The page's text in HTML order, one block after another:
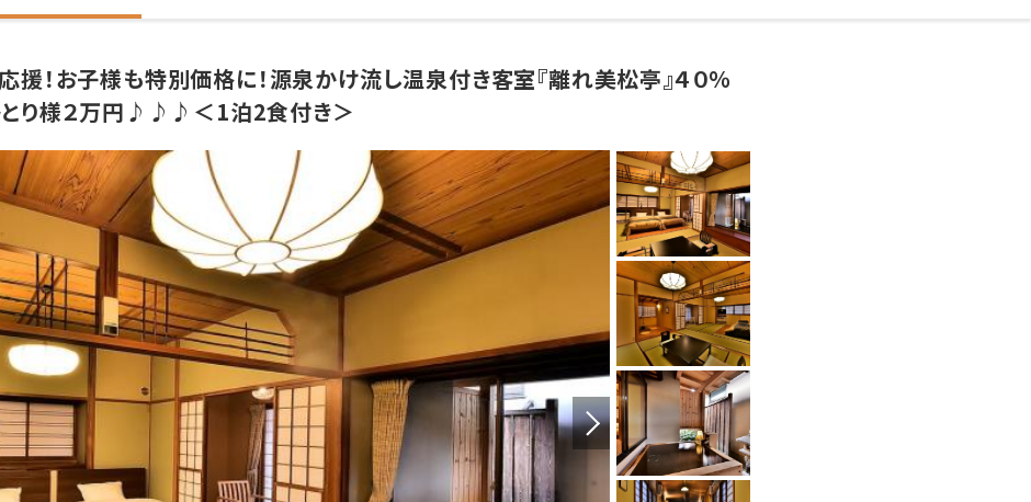
援！お子様も特別価格に！源泉かけ流し温泉付き客室『離れ美松亭』４０％
ひとり様２万円♪♪♪＜1泊2食付き＞